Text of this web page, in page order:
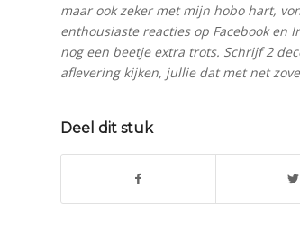
maar ook zeker met mijn hobo hart,
enthousiaste reacties op Facebook en
nog een beetje extra trots. Schrijf 2
aflevering kijken, jullie dat met net
Deel dit stuk